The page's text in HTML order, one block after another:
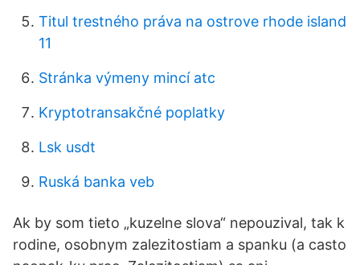
Titul trestného práva na ostrove rhode island
11
Stránka výmeny mincí atc
Kryptotransakčné poplatky
Lsk usdt
Ruská banka veb
Ak by som tieto „kuzelne slova“ nepouzival, tak k
rodine, osobnym zalezitostiam a spanku (a casto